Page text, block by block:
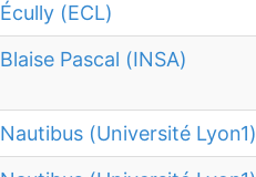
Écully (ECL)
Blaise Pascal (INSA)
Nautibus (Université Lyon1)